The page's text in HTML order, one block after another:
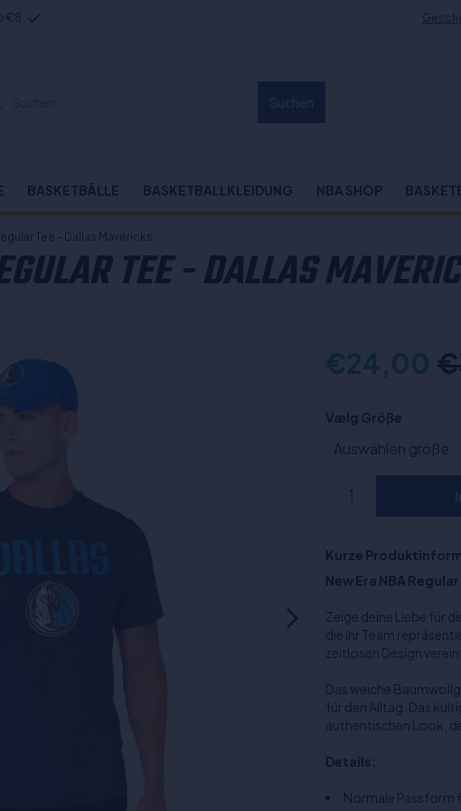
€8
BASKETBÄLLE BASKETBALLKLEIDUNG NBA SHOP
Tee - Dallas Mavericks
TEE - DALLAS
€24,00
Vælg Größe
Kurze
New Era NBA
Zeige deine Liebe für
die ihr Team
zeitlosen Design
Das weiche
für den Alltag. Das
authentischen Look,
Details:
Normale Passform